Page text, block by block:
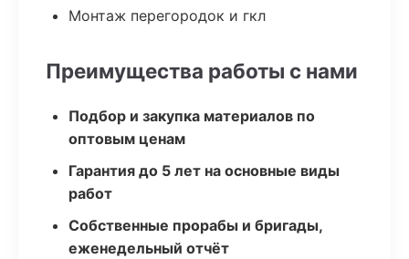
Монтаж перегородок и гкл
Преимущества работы с нами
Подбор и закупка материалов по
оптовым ценам
Гарантия до 5 лет на основные виды
работ
Собственные прорабы и бригады,
еженедельный отчёт